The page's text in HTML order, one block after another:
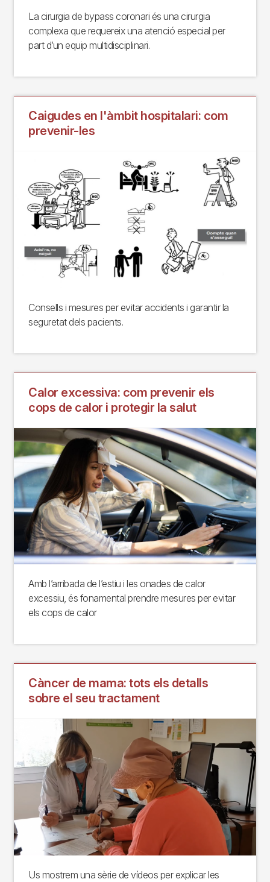
La cirurgia de bypass coronari és una cirurgia
complexa que requereix una atenció especial per
part d’un equip multidisciplinari.
Caigudes en l'àmbit hospitalari: com
prevenir-les
Consells i mesures per evitar accidents i garantir la
seguretat dels pacients.
Calor excessiva: com prevenir els
cops de calor i protegir la salut
Amb l’arribada de l’estiu i les onades de calor
excessiu, és fonamental prendre mesures per evitar
els cops de calor
Càncer de mama: tots els detalls
sobre el seu tractament
Us mostrem una sèrie de vídeos per explicar les